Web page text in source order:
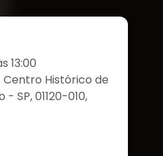
13:00
Centro Histórico de
- SP, 01120-010,